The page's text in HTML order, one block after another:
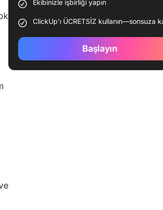
Ekibinizle işbirliği yapın
ClickUp'ı ÜCRETSİZ kullanın—sonsuza
Başlayın